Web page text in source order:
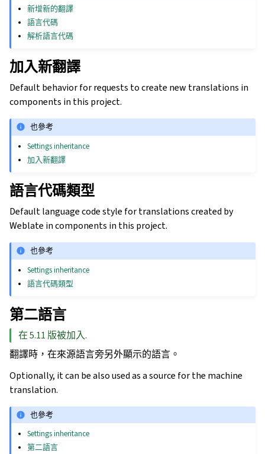
新增新的翻譯
語言代碼
解析語言代碼
加入新翻譯
Default behavior for requests to create new translations in
components in this project.
也參考
Settings inheritance
加入新翻譯
語言代碼類型
Default language code style for translations created by
Weblate in components in this project.
也參考
Settings inheritance
語言代碼類型
第二語言
在 5.11 版被加入.
翻譯時，在來源語言旁另外顯示的語言。
Optionally, it can be also used as a source for the machine
translation.
也參考
Settings inheritance
第二語言